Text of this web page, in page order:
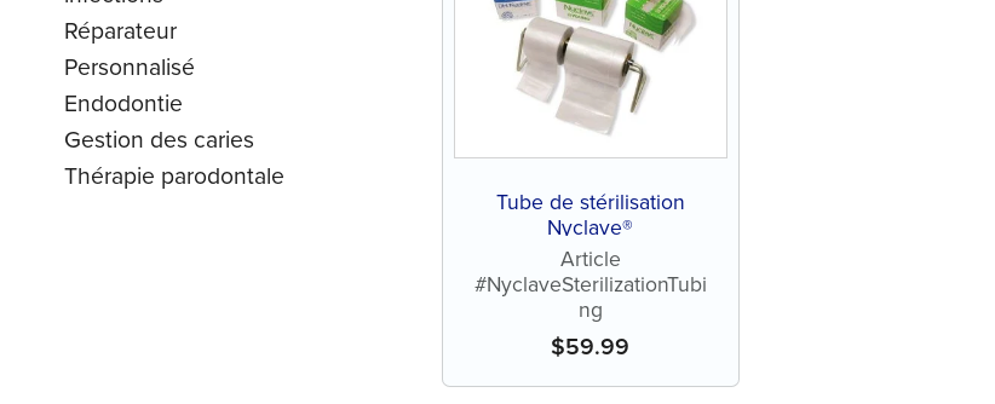
Réparateur
Personnalisé
Endodontie
Gestion des caries
Thérapie parodontale
Tube de stérilisation
Nyclave®
Article
#NyclaveSterilizationTubi
ng
$59.99